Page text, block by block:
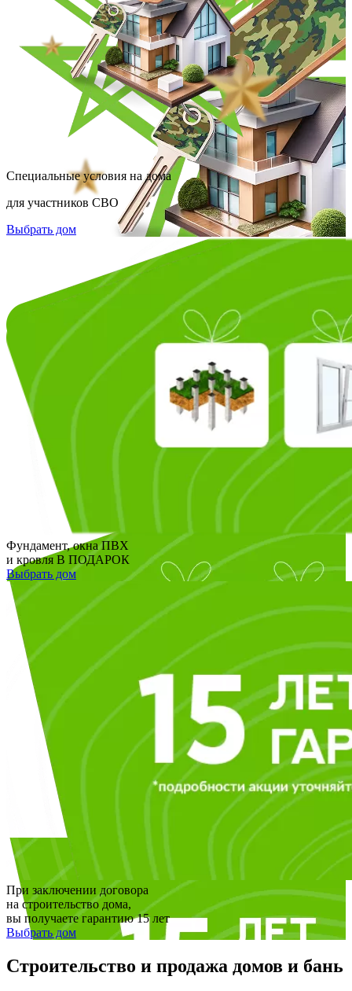
Специальные условия на дома
для участников СВО
Выбрать дом
Фундамент, окна ПВХ
и кровля В ПОДАРОК
Выбрать дом
При заключении договора
на строительство дома,
вы получаете гарантию 15 лет
Выбрать дом
Строительство и продажа домов и бань